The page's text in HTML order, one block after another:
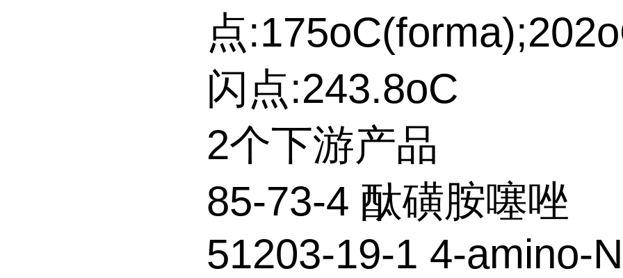
点
闪点:243.8oC
2个下游产品
85-73-4 酞磺胺噻唑
51203-19-1 4-amino-